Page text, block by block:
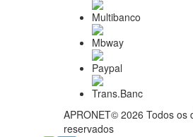
APRONET© 2026 Todos os
reservados